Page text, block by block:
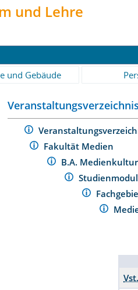
und Lehre
und Gebäude
Fakultät Medien
B.A.